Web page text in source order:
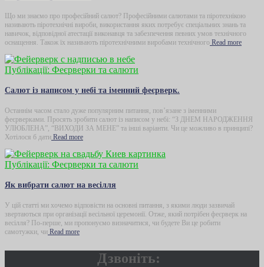
Що ми знаємо про професійний салют? Професійними салютами та піротехнікою
називають піротехнічні вироби, використання яких потребує спеціальних знань та
навичок, відповідної атестації виконавця та забезпечення певних умов технічного
оснащення. Також їх називають піротехнічними виробами технічного Read more
Публікації: Феєрверки та салюти
Салют із написом у небі та іменний феєрверк.
Останнім часом стало дуже популярним питання, пов’язане з іменними
феєрверками. Просять зробити салют із написом у небі: “З ДНЕМ НАРОДЖЕННЯ
УЛЮБЛЕНА”, “ВИХОДИ ЗА МЕНЕ” та інші варіанти. Чи це можливо в принципі?
Хотілося б дати Read more
Публікації: Феєрверки та салюти
Як вибрати салют на весілля
У цій статті ми хочемо відповісти на основні питання, з якими люди зазвичай
звертаються при організації весільної церемонії. Отже, який потрібен феєрверк на
весілля? По-перше, ми пропонуємо визначитися, чи будете Ви це робити
самотужки, чи Read more
Дзвоніть: